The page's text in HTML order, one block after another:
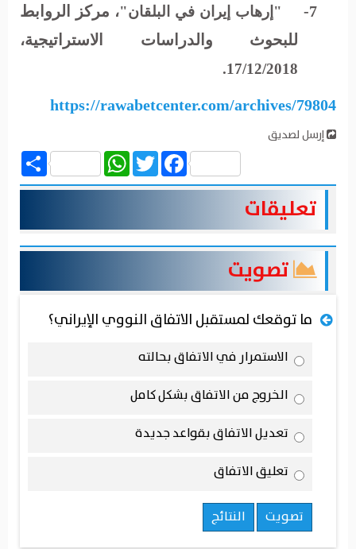
7- "إرهاب إيران في البلقان"، مركز الروابط
للبحوث والدراسات الاستراتيجية،
17/12/2018.
https://rawabetcenter.com/archives/79804
إرسل لصديق
Share
WhatsAppTwitter Facebook
تعليقات
تصويت
ما توقعك لمستقبل الاتفاق النووي الإيراني؟
الاستمرار في الاتفاق بحالته
الخروج من الاتفاق بشكل كامل
تعديل الاتفاق بقواعد جديدة
تعليق الاتفاق
تصويت النتائج